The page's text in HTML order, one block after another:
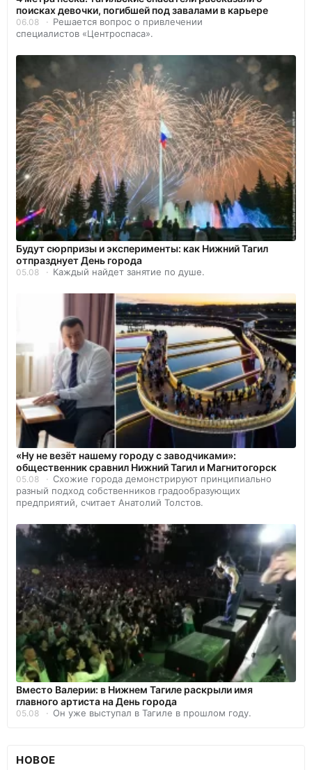
поисках девочки, погибшей под завалами в карьере
06.08
Решается вопрос о привлечении
специалистов «Центроспаса».
Будут сюрпризы и эксперименты: как Нижний Тагил
отпразднует День города
05.08 Каждый найдет занятие по душе.
«Ну не везёт нашему городу с заводчиками»:
общественник сравнил Нижний Тагил и Магнитогорск
05.08
Схожие города демонстрируют принципиально
разный подход собственников градообразующих
предприятий, считает Анатолий Толстов.
Вместо Валерии: в Нижнем Тагиле раскрыли имя
главного артиста на День города
05.08 Он уже выступал в Тагиле в прошлом году.
НОВОЕ